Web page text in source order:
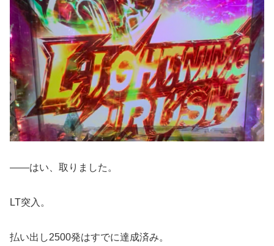
――はい、取りました。
LT突入。
払い出し2500発はすでに達成済み。